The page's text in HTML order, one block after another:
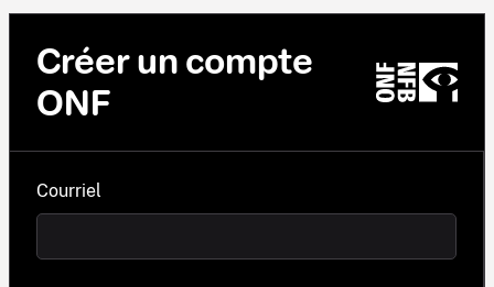
Créer un compte
ONF
Courriel